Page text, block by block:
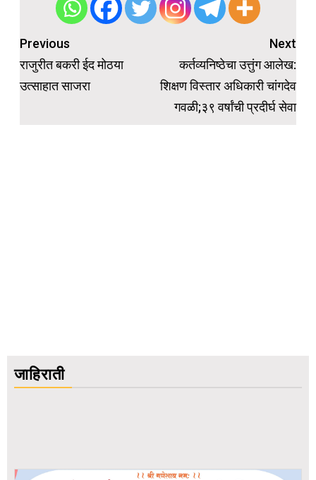
Post
navigation
Previous
राजुरीत बकरी ईद मोठया
उत्साहात साजरा
Next
कर्तव्यनिष्ठेचा उत्तुंग आलेख:
शिक्षण विस्तार अधिकारी चांगदेव
गवळी;३९ वर्षांची प्रदीर्घ सेवा
जाहिराती